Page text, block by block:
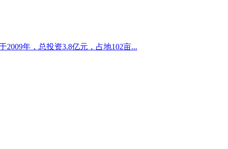
年，总投资3.8亿元，占地102亩...